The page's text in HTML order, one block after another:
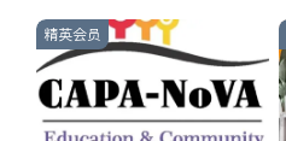
石。
精英会员